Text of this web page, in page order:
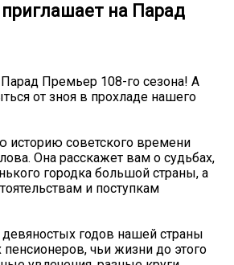
на Парад
Премьер 108-го сезона! А
от зноя в прохладе нашего
историю советского времени
Она расскажет вам о судьбах,
городка большой страны, а
и поступкам
годов нашей страны
чьи жизни до этого